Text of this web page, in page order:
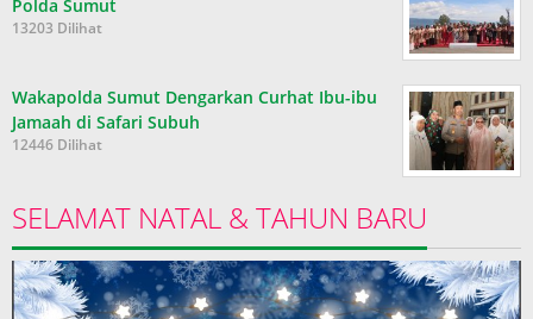
Polda Sumut
13203 Dilihat
Wakapolda Sumut Dengarkan Curhat Ibu-ibu
Jamaah di Safari Subuh
12446 Dilihat
SELAMAT NATAL & TAHUN BARU